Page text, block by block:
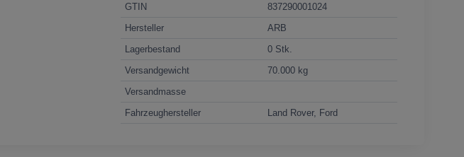
GTIN
837290001024
Hersteller
ARB
Lagerbestand
0 Stk.
Versandgewicht
70.000 kg
Versandmasse
Fahrzeughersteller
Land Rover, Ford